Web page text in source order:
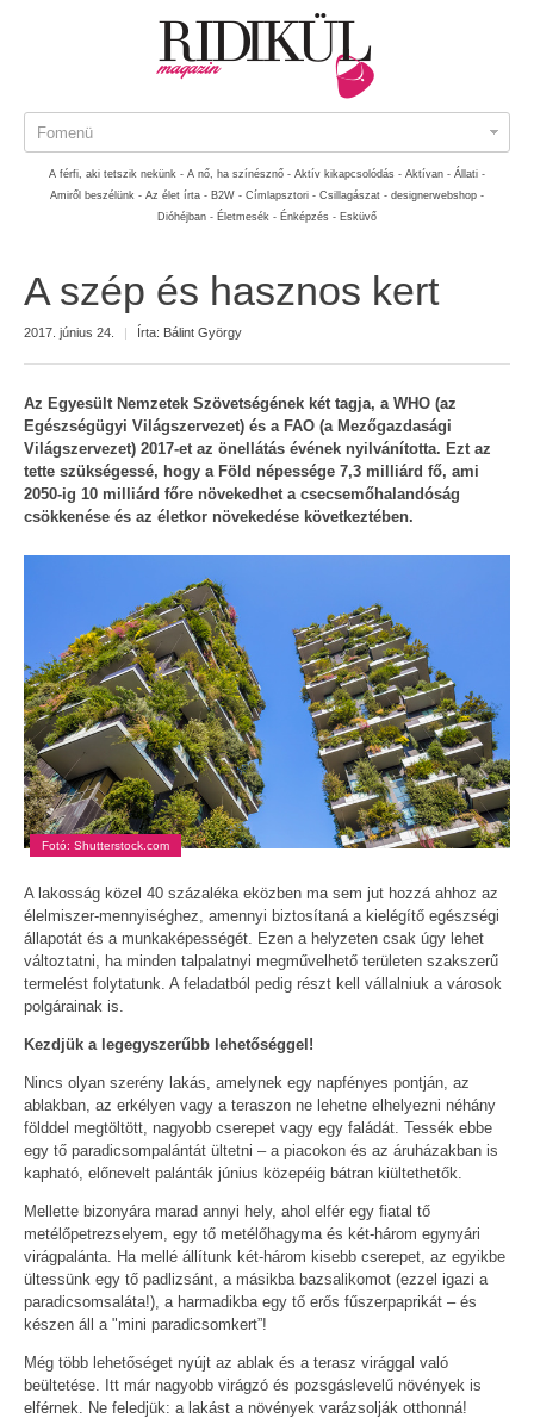
Fomenü
A férfi, aki tetszik nekünk - A nő, ha színésznő - Aktív kikapcsolódás - Aktívan - Állati -
Amiről beszélünk - Az élet írta - B2W - Címlapsztori - Csillagászat - designerwebshop -
Dióhéjban - Életmesék - Énképzés - Esküvő
A szép és hasznos kert
2017. június 24. | Írta: Bálint György
Az Egyesült Nemzetek Szövetségének két tagja, a WHO (az
Egészségügyi Világszervezet) és a FAO (a Mezőgazdasági
Világszervezet) 2017-et az önellátás évének nyilvánította. Ezt az
tette szükségessé, hogy a Föld népessége 7,3 milliárd fő, ami
2050-ig 10 milliárd főre növekedhet a csecsemőhalandóság
csökkenése és az életkor növekedése következtében.
Fotó: Shutterstock.com
A lakosság közel 40 százaléka eközben ma sem jut hozzá ahhoz az
élelmiszer-mennyiséghez, amennyi biztosítaná a kielégítő egészségi
állapotát és a munkaképességét. Ezen a helyzeten csak úgy lehet
változtatni, ha minden talpalatnyi megművelhető területen szakszerű
termelést folytatunk. A feladatból pedig részt kell vállalniuk a városok
polgárainak is.
Kezdjük a legegyszerűbb lehetőséggel!
Nincs olyan szerény lakás, amelynek egy napfényes pontján, az
ablakban, az erkélyen vagy a teraszon ne lehetne elhelyezni néhány
földdel megtöltött, nagyobb cserepet vagy egy faládát. Tessék ebbe
egy tő paradicsompalántát ültetni – a piacokon és az áruházakban is
kapható, előnevelt palánták június közepéig bátran kiültethetők.
Mellette bizonyára marad annyi hely, ahol elfér egy fiatal tő
metélőpetrezselyem, egy tő metélőhagyma és két-három egynyári
virágpalánta. Ha mellé állítunk két-három kisebb cserepet, az egyikbe
ültessünk egy tő padlizsánt, a másikba bazsalikomot (ezzel igazi a
paradicsomsaláta!), a harmadikba egy tő erős fűszerpaprikát – és
készen áll a "mini paradicsomkert”!
Még több lehetőséget nyújt az ablak és a terasz virággal való
beültetése. Itt már nagyobb virágzó és pozsgáslevelű növények is
elférnek. Ne feledjük: a lakást a növények varázsolják otthonná!